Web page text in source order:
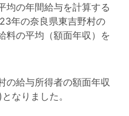
均の年間給与を計算する
年の奈良県東吉野村の
料の平均（額面年収）を
給与所得者の額面年収
なりました。